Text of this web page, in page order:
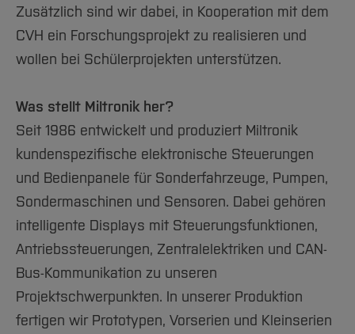
Zusätzlich sind wir dabei, in Kooperation mit dem
CVH ein Forschungsprojekt zu realisieren und
wollen bei Schülerprojekten unterstützen.
Was stellt Miltronik her?
Seit 1986 entwickelt und produziert Miltronik
kundenspezifische elektronische Steuerungen
und Bedienpanele für Sonderfahrzeuge, Pumpen,
Sondermaschinen und Sensoren. Dabei gehören
intelligente Displays mit Steuerungsfunktionen,
Antriebssteuerungen, Zentralelektriken und CAN-
Bus-Kommunikation zu unseren
Projektschwerpunkten. In unserer Produktion
fertigen wir Prototypen, Vorserien und Kleinserien